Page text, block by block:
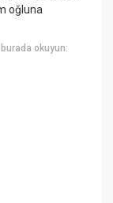
oğluna
burada okuyun: